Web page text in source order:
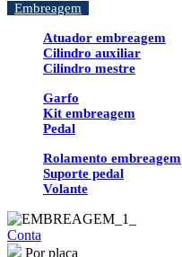
Embreagem
Atuador embreagem
Cilindro auxiliar
Cilindro mestre
Garfo
Kit embreagem
Pedal
Rolamento embreagem
Suporte pedal
Volante
Conta
Por placa